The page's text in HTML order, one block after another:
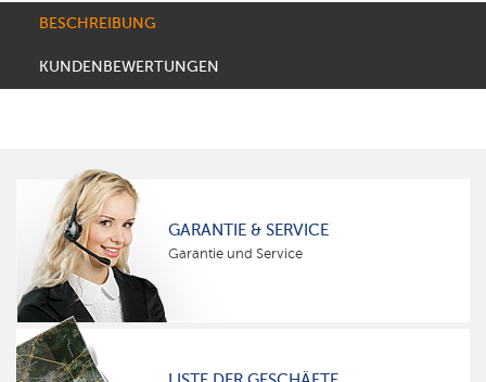
BESCHREIBUNG
KUNDENBEWERTUNGEN
GARANTIE & SERVICE
Garantie und Service